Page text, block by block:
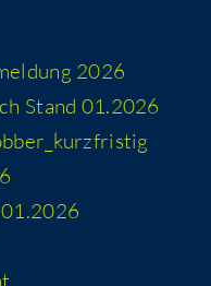
2026
Stand 01.2026